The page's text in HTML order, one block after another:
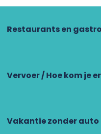
Restaurants en
Vervoer / Hoe kom je
Vakantie zonder auto
assistent, die er is
kom ik daar?